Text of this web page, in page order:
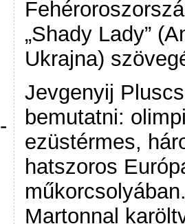
-
„Shady Lady”
Ukrajna)
Jevgenyij
bemutatni:
ezüstérmes,
hatszoros
Martonnal